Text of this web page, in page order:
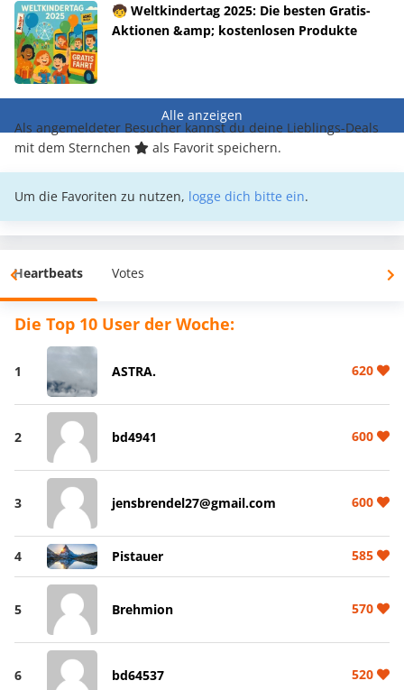
🧒 Weltkindertag 2025: Die besten Gratis-
Aktionen &amp; kostenlosen Produkte
Alle anzeigen
Als angemeldeter Besucher kannst du deine Lieblings-Deals
mit dem Sternchen
als Favorit speichern.
Um die Favoriten zu nutzen, logge dich bitte ein.
Heartbeats Votes
Die Top 10 User der Woche:
1 ASTRA. 620
2 bd4941 600
3 jensbrendel27@gmail.com 600
4 Pistauer 585
5 Brehmion 570
6 bd64537 520